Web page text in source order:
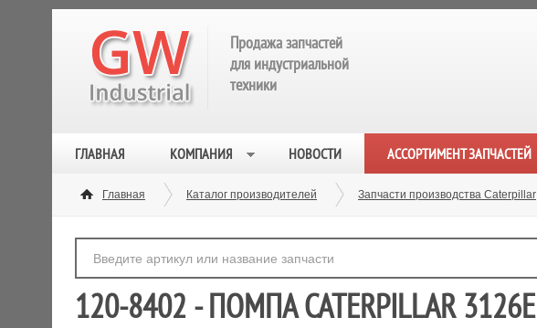
Продажа запчастей
для индустриальной
техники
ГЛАВНАЯ КОМПАНИЯ НОВОСТИ АССОРТИМЕНТ ЗАПЧАСТЕЙ
Главная Каталог производителей Запчасти производства Caterpillar
120-8402 - ПОМПА CATERPILLAR 3126E